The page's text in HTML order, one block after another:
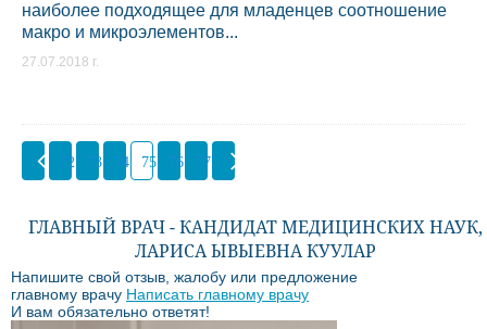
наиболее подходящее для младенцев соотношение
макро и микроэлементов...
27.07.2018 г.
72 73 74 75 76 77
ГЛАВНЫЙ ВРАЧ - КАНДИДАТ МЕДИЦИНСКИХ НАУК,
ЛАРИСА ЫВЫЕВНА КУУЛАР
Напишите свой отзыв, жалобу или предложение
главному врачу Написать главному врачу
И вам обязательно ответят!